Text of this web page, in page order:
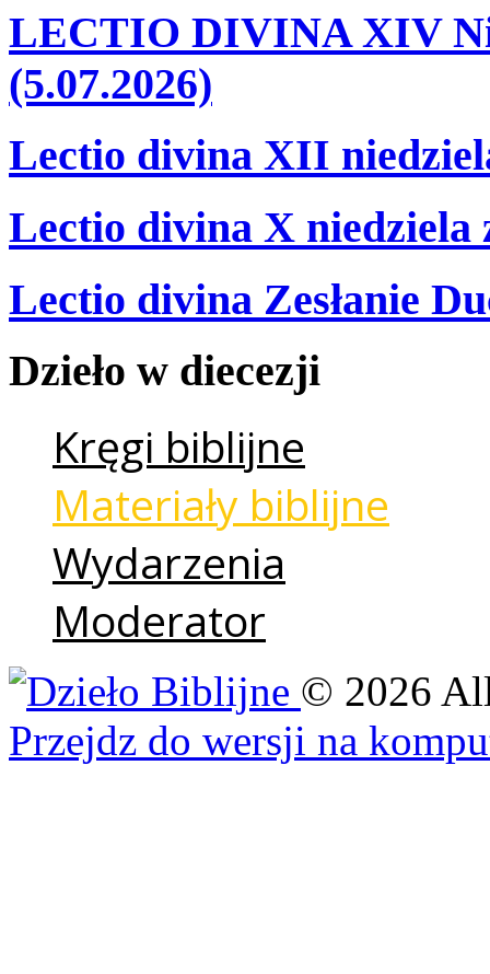
LECTIO DIVINA XIV
(5.07.2026)
Lectio divina XII
Lectio divina X niedziela
Lectio divina Zesłanie
Dzieło w diecezji
Kręgi biblijne
Materiały biblijne
Wydarzenia
Moderator
© 2026
Przejdz do wersji na